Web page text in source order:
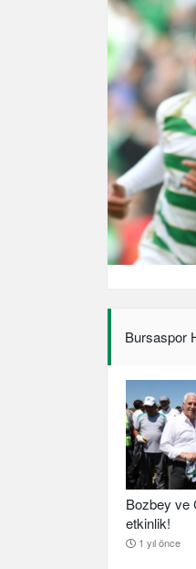
Bursaspor
Bozbey ve
etkinlik!
1 yıl önce